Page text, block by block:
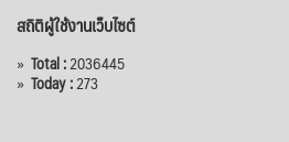
สถิติผู้ใช้งานเว็บไซต์
» Total :2036445
» Today :273